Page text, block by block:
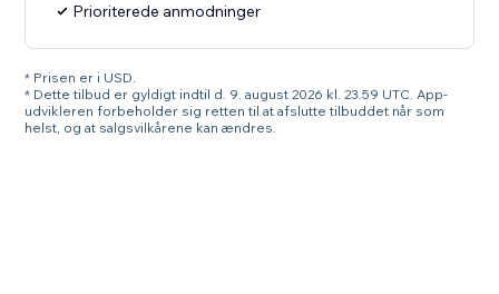
Prioriterede anmodninger
* Prisen er i USD.
* Dette tilbud er gyldigt indtil d. 9. august 2026 kl. 23.59 UTC. App-
udvikleren forbeholder sig retten til at afslutte tilbuddet når som
helst, og at salgsvilkårene kan ændres.